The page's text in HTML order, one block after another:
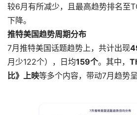
较6月有所减少，且最高趋势排名至
下降。
推特美国趋势周期分布
7月推特美国话题趋势上，共计出现
月少122个），日均159个。其中，
比》上映等多个内容，带动7月趋势